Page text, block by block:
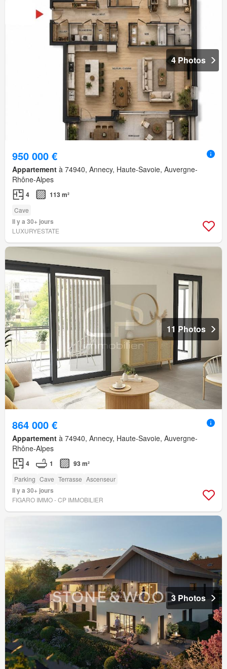
4 Photos
950 000 €
Appartement à 74940, Annecy, Haute-Savoie, Auvergne-
Rhône-Alpes
4 113 m²
Cave
Il y a 30+ jours
LUXURYESTATE
11 Photos
864 000 €
Appartement à 74940, Annecy, Haute-Savoie, Auvergne-
Rhône-Alpes
4 1 93 m²
Parking Cave Terrasse Ascenseur
Il y a 30+ jours
FIGARO IMMO - CP IMMOBILIER
3 Photos